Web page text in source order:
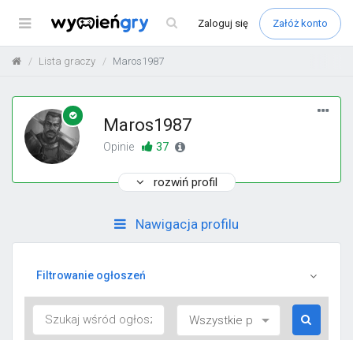
Menu Zaloguj się Załóż konto
Lista graczy Maros1987
Maros1987
Opinie 37
rozwiń profil
Nawigacja profilu
Filtrowanie ogłoszeń